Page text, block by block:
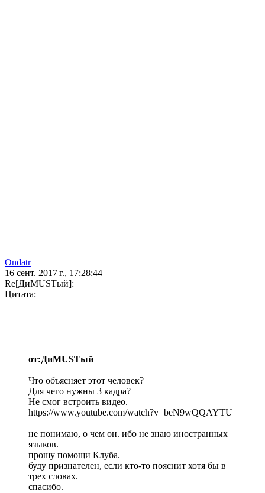
Ondatr
16 сент. 2017 г., 17:28:44
Re[ДиMUSTый]:
Цитата:
от:ДиMUSTый
Что объясняет этот человек?
Для чего нужны 3 кадра?
Не смог встроить видео.
https://www.youtube.com/watch?v=beN9wQQAYTU
не понимаю, о чем он. ибо не знаю иностранных
языков.
прошу помощи Клуба.
буду признателен, если кто-то пояснит хотя бы в
трех словах.
спасибо.